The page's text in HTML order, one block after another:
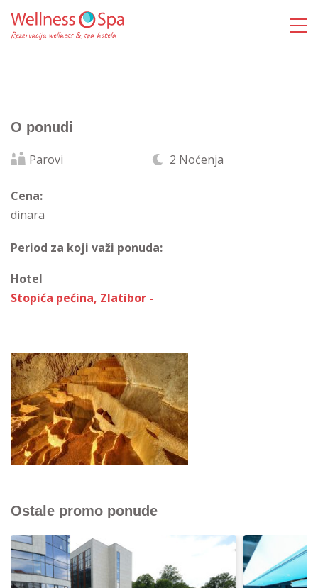
O ponudi
Parovi 2 Noćenja
Cena:
dinara
Period za koji važi ponuda:
Hotel
Stopića pećina, Zlatibor -
Ostale promo ponude